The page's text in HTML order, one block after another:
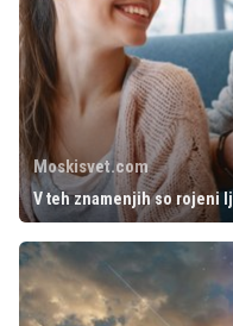
Moskisvet.com
V teh znamenjih so rojeni